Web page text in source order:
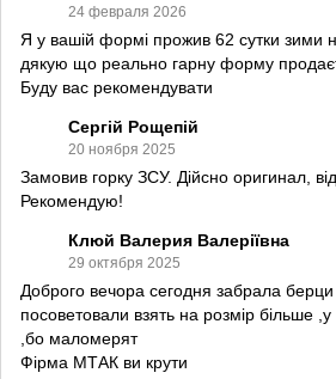
24 февраля 2026
Я у вашій формі прожив 62 сутки зими
дякую що реально гарну форму
Буду вас рекомендувати
Сергій Рощепій
20 ноября 2025
Замовив горку ЗСУ. Дійсно оригинал,
Рекомендую!
Клюй Валерия Валеріївна
29 октября 2025
Доброго вечора сегодня забрала
посоветовали взять на розмір більше
,бо маломерят
Фірма МТАК ви крути